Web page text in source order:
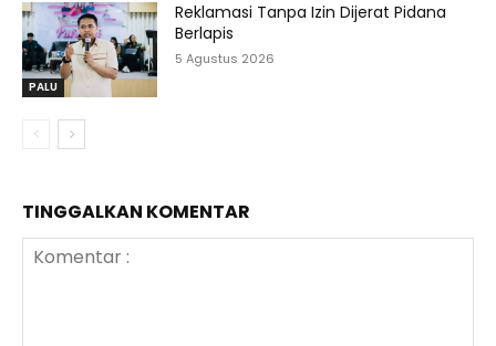
PALU
Reklamasi Tanpa Izin Dijerat Pidana
Berlapis
5 Agustus 2026
TINGGALKAN KOMENTAR